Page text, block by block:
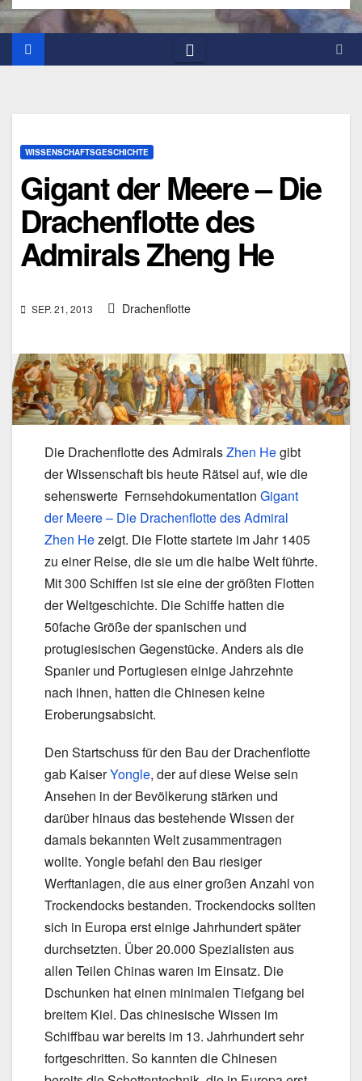
WISSENSCHAFTSGESCHICHTE
Gigant der Meere – Die
Drachenflotte des
Admirals Zheng He
SEP. 21, 2013 Drachenflotte
Die Drachenflotte des AdmiralsZhen Hegibt
der Wissenschaft bis heute Rätsel auf, wie die
sehenswerte Fernsehdokumentation Gigant
der Meere – Die Drachenflotte des Admiral
Zhen Hezeigt. Die Flotte startete im Jahr 1405
zu einer Reise, die sie um die halbe Welt führte.
Mit 300 Schiffen ist sie eine der größten Flotten
der Weltgeschichte. Die Schiffe hatten die
50fache Größe der spanischen und
protugiesischen Gegenstücke. Anders als die
Spanier und Portugiesen einige Jahrzehnte
nach ihnen, hatten die Chinesen keine
Eroberungsabsicht.
Den Startschuss für den Bau der Drachenflotte
gab KaiserYongle, der auf diese Weise sein
Ansehen in der Bevölkerung stärken und
darüber hinaus das bestehende Wissen der
damals bekannten Welt zusammentragen
wollte. Yongle befahl den Bau riesiger
Werftanlagen, die aus einer großen Anzahl von
Trockendocks bestanden. Trockendocks sollten
sich in Europa erst einige Jahrhundert später
durchsetzten. Über 20.000 Spezialisten aus
allen Teilen Chinas waren im Einsatz. Die
Dschunken hat einen minimalen Tiefgang bei
breitem Kiel. Das chinesische Wissen im
Schiffbau war bereits im 13. Jahrhundert sehr
fortgeschritten. So kannten die Chinesen